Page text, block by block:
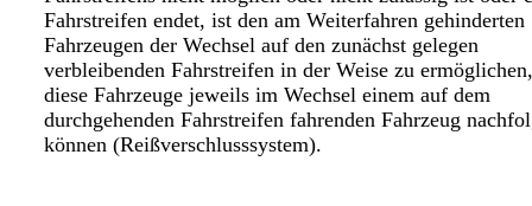
Fahrstreifen endet, ist den am Weiterfahren gehinderten
Fahrzeugen der Wechsel auf den zunächst gelegen
verbleibenden Fahrstreifen in der Weise zu
diese Fahrzeuge jeweils im Wechsel einem auf dem
durchgehenden Fahrstreifen fahrenden Fahrzeug
können (Reißverschlusssystem).